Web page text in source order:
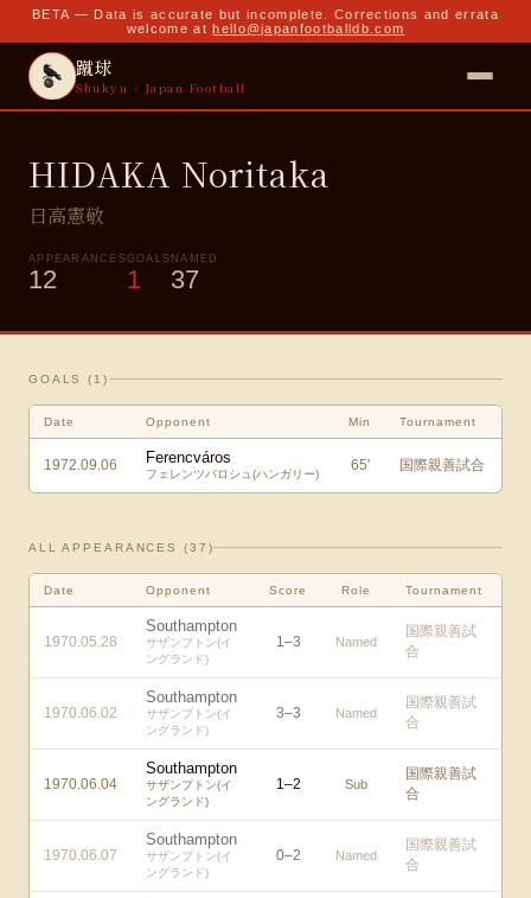
BETA — Data is accurate but incomplete. Corrections and errata
welcome at hello@japanfootballdb.com
蹴球
Shukyu · Japan Football
HIDAKA Noritaka
日高憲敬
APPEARANCES
12
GOALS
1
NAMED
37
GOALS ( 1 )
Date Opponent Min Tournament
1972.09.06 Ferencváros
フェレンツバロシュ(ハンガリー)
65' 国際親善試合
ALL APPEARANCES (37 )
Date Opponent Score Role Tournament
1970.05.28
Southampton
サザンプトン(イ
ングランド)
1–3 Named
国際親善試
合
1970.06.02
Southampton
サザンプトン(イ
ングランド)
3–3 Named
国際親善試
合
1970.06.04
Southampton
サザンプトン(イ
ングランド)
1–2 Sub
国際親善試
合
1970.06.07
Southampton
サザンプトン(イ
ングランド)
0–2 Named
国際親善試
合